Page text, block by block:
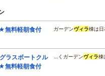
無料軽朝食付 ガーデンヴィラ棟は日
ラスボートクル
無料軽朝食付
…くガーデンヴィラ棟